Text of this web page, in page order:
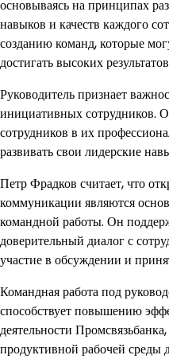
основываясь на принципах
навыков и качеств каждого
созданию команд, которые
достигать высоких
Руководитель признает
инициативных сотрудников.
сотрудников в их
развивать свои лидерские
Петр Фрадков считает, что
коммуникации являются
командной работы. Он
доверительный диалог с
участие в обсуждении и
Командная работа под
способствует повышению
деятельности
продуктивной рабочей среды